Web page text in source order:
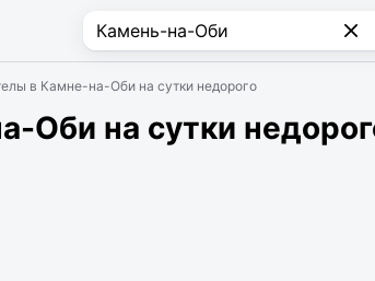
в Камне-на-Оби на сутки недорого
Оби на сутки